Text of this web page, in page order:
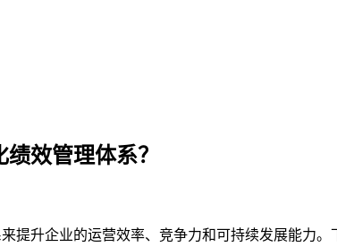
效管理体系？
提升企业的运营效率、竞争力和可持续发展能力